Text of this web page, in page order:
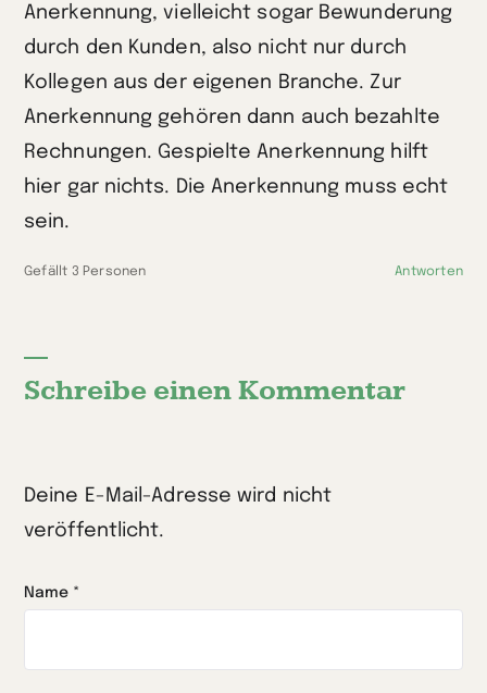
Anerkennung, vielleicht sogar Bewunderung
durch den Kunden, also nicht nur durch
Kollegen aus der eigenen Branche. Zur
Anerkennung gehören dann auch bezahlte
Rechnungen. Gespielte Anerkennung hilft
hier gar nichts. Die Anerkennung muss echt
sein.
Gefällt 3 Personen Antworten
Schreibe einen Kommentar
Deine E-Mail-Adresse wird nicht
veröffentlicht.
Name *